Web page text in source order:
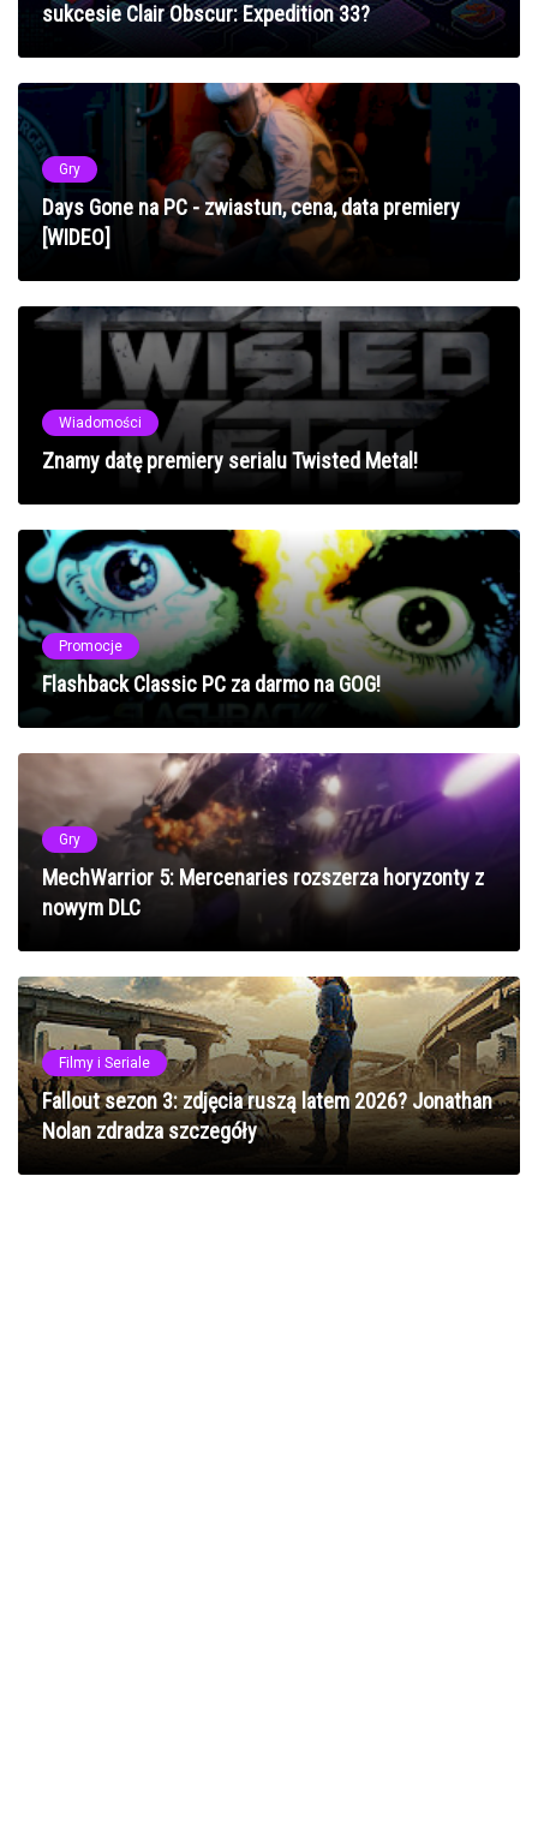
sukcesie Clair Obscur: Expedition 33?
Gry
Days Gone na PC - zwiastun, cena, data premiery
[WIDEO]
Wiadomości
Znamy datę premiery serialu Twisted Metal!
Promocje
Flashback Classic PC za darmo na GOG!
Gry
MechWarrior 5: Mercenaries rozszerza horyzonty z
nowym DLC
Filmy i Seriale
Fallout sezon 3: zdjęcia ruszą latem 2026? Jonathan
Nolan zdradza szczegóły